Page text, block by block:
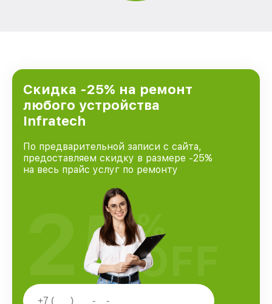
Скидка -25% на ремонт
любого устройства
Infratech
По предварительной записи с сайта,
предоставляем скидку в размере -25%
на весь прайс услуг по ремонту
25%
OFF